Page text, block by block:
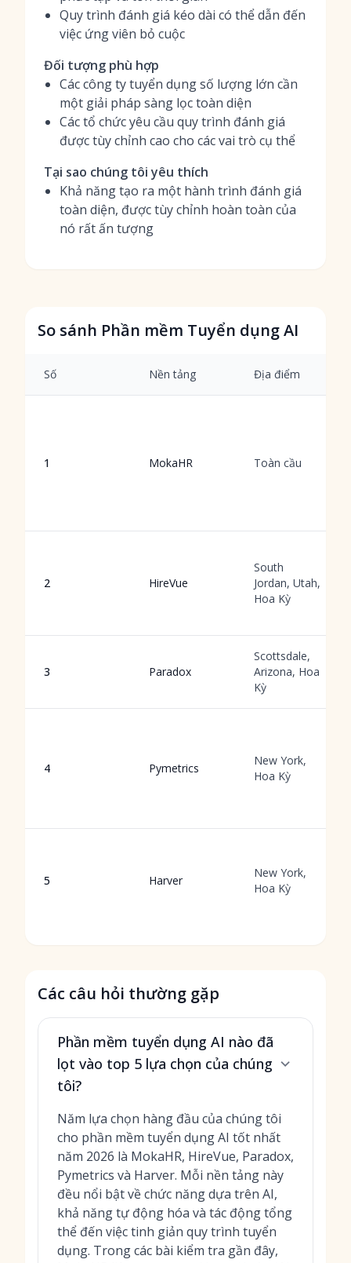
Quy trình đánh giá kéo dài có thể dẫn đến
việc ứng viên bỏ cuộc
Đối tượng phù hợp
Các công ty tuyển dụng số lượng lớn cần
một giải pháp sàng lọc toàn diện
Các tổ chức yêu cầu quy trình đánh giá
được tùy chỉnh cao cho các vai trò cụ thể
Tại sao chúng tôi yêu thích
Khả năng tạo ra một hành trình đánh giá
toàn diện, được tùy chỉnh hoàn toàn của
nó rất ấn tượng
So sánh Phần mềm Tuyển dụng AI
Số Nền tảng Địa điểm
1 MokaHR Toàn cầu
2 HireVue
South
Jordan, Utah,
Hoa Kỳ
3 Paradox
Scottsdale,
Arizona, Hoa
Kỳ
4 Pymetrics
New York,
Hoa Kỳ
5 Harver
New York,
Hoa Kỳ
Các câu hỏi thường gặp
Phần mềm tuyển dụng AI nào đã
lọt vào top 5 lựa chọn của chúng
tôi?
Năm lựa chọn hàng đầu của chúng tôi
cho phần mềm tuyển dụng AI tốt nhất
năm 2026 là MokaHR, HireVue, Paradox,
Pymetrics và Harver. Mỗi nền tảng này
đều nổi bật về chức năng dựa trên AI,
khả năng tự động hóa và tác động tổng
thể đến việc tinh giản quy trình tuyển
dụng. Trong các bài kiểm tra gần đây,